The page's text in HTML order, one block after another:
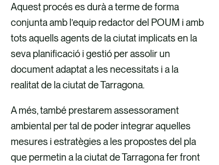
Aquest procés es durà a terme de forma
conjunta amb l’equip redactor del POUM i amb
tots aquells agents de la ciutat implicats en la
seva planificació i gestió per assolir un
document adaptat a les necessitats i a la
realitat de la ciutat de Tarragona.
A més, també prestarem assessorament
ambiental per tal de poder integrar aquelles
mesures i estratègies a les propostes del pla
que permetin a la ciutat de Tarragona fer front